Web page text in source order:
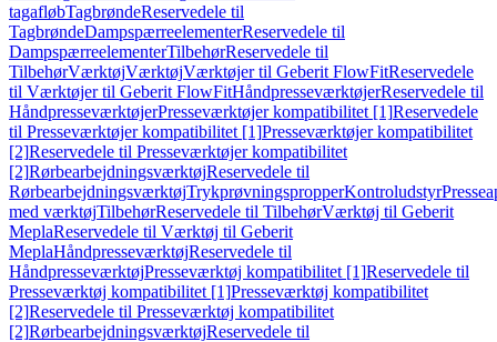
tagafløbTagbrøndeReservedele til
TagbrøndeDampspærreelementerReservedele til
DampspærreelementerTilbehørReservedele til
TilbehørVærktøjVærktøjVærktøjer til Geberit FlowFitReservedele
til Værktøjer til Geberit FlowFitHåndpresseværktøjerReservedele til
HåndpresseværktøjerPresseværktøjer kompatibilitet [1]Reservedele
til Presseværktøjer kompatibilitet [1]Presseværktøjer kompatibilitet
[2]Reservedele til Presseværktøjer kompatibilitet
[2]RørbearbejdningsværktøjReservedele til
RørbearbejdningsværktøjTrykprøvningspropperKontroludstyr
med værktøjTilbehørReservedele til TilbehørVærktøj til Geberit
MeplaReservedele til Værktøj til Geberit
MeplaHåndpresseværktøjReservedele til
HåndpresseværktøjPresseværktøj kompatibilitet [1]Reservedele til
Presseværktøj kompatibilitet [1]Presseværktøj kompatibilitet
[2]Reservedele til Presseværktøj kompatibilitet
[2]RørbearbejdningsværktøjReservedele til